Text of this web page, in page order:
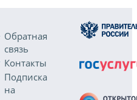
Обратная
связь
Контакты
Подписка
на